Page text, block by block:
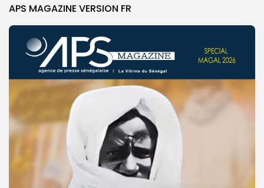
APS MAGAZINE VERSION FR